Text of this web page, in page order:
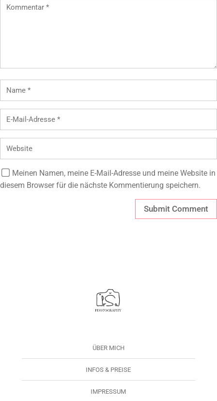
Meinen Namen, meine E-Mail-Adresse und meine Website in
diesem Browser für die nächste Kommentierung speichern.
ÜBER MICH
INFOS & PREISE
IMPRESSUM